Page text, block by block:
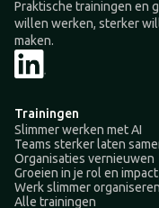
Praktische trainingen en
willen werken, sterker
maken.
Trainingen
Slimmer werken met AI
Teams sterker laten
Organisaties vernieuwen
Groeien in je rol en
Werk slimmer organiseren
Alle trainingen